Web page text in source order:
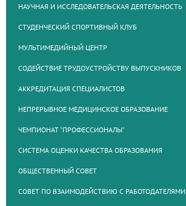
НАУЧНАЯ И ИССЛЕДОВАТЕЛЬСКАЯ ДЕЯТЕЛЬНОСТЬ
СТУДЕНЧЕСКИЙ СПОРТИВНЫЙ КЛУБ
МУЛЬТИМЕДИЙНЫЙ ЦЕНТР
СОДЕЙСТВИЕ ТРУДОУСТРОЙСТВУ ВЫПУСКНИКОВ
АККРЕДИТАЦИЯ СПЕЦИАЛИСТОВ
НЕПРЕРЫВНОЕ МЕДИЦИНСКОЕ ОБРАЗОВАНИЕ
ЧЕМПИОНАТ "ПРОФЕССИОНАЛЫ"
СИСТЕМА ОЦЕНКИ КАЧЕСТВА ОБРАЗОВАНИЯ
ОБЩЕСТВЕННЫЙ СОВЕТ
СОВЕТ ПО ВЗАИМОДЕЙСТВИЮ С РАБОТОДАТЕЛЯМИ